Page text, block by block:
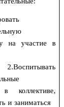
на участие в
коллективе,
и заниматься